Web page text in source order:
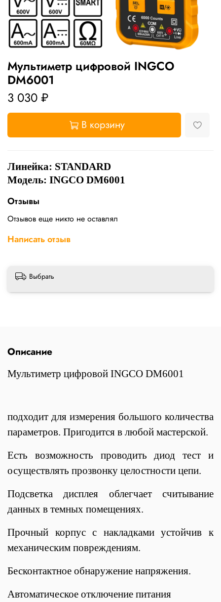
Мультиметр цифровой INGCO
DM6001
3 030 ₽
В корзину
Линейка: STANDARD
Модель: INGCO DM6001
Отзывы
Отзывов еще никто не оставлял
Написать отзыв
Выбрать
Описание
Мультиметр цифровой INGCO DM6001
подходит для измерения большого количества
параметров. Пригодится в любой мастерской.
Есть возможность проводить диод тест и
осуществлять прозвонку целостности цепи.
Подсветка дисплея облегчает считывание
данных в темных помещениях.
Прочный корпус с накладками устойчив к
механическим повреждениям.
Бесконтактное обнаружение напряжения.
Автоматическое отключение питания